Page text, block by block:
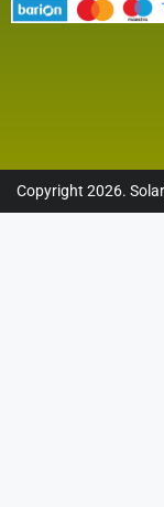
Copyright 2026.